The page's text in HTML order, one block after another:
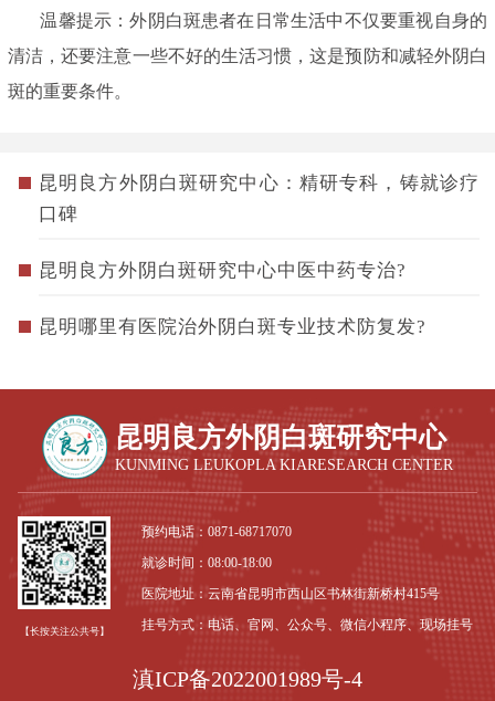
温馨提示：外阴白斑患者在日常生活中不仅要重视自身的
清洁，还要注意一些不好的生活习惯，这是预防和减轻外阴白
斑的重要条件。
昆明良方外阴白斑研究中心：精研专科，铸就诊疗
口碑
昆明良方外阴白斑研究中心中医中药专治?
昆明哪里有医院治外阴白斑专业技术防复发?
昆明良方外阴白斑研究中心
KUNMING LEUKOPLA KIARESEARCH CENTER
【长按关注公共号】
预约电话：0871-68717070
就诊时间：08:00-18:00
医院地址：云南省昆明市西山区书林街新桥村415号
挂号方式：电话、官网、公众号、微信小程序、现场挂号
滇ICP备2022001989号-4